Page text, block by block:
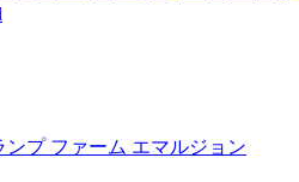
プ ファーム エマルジョン